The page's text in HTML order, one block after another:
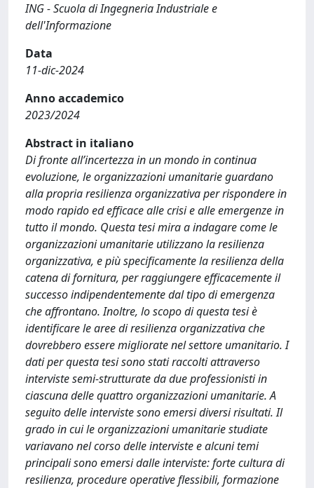
ING - Scuola di Ingegneria Industriale e
dell'Informazione
Data
11-dic-2024
Anno accademico
2023/2024
Abstract in italiano
Di fronte all’incertezza in un mondo in continua
evoluzione, le organizzazioni umanitarie guardano
alla propria resilienza organizzativa per rispondere in
modo rapido ed efficace alle crisi e alle emergenze in
tutto il mondo. Questa tesi mira a indagare come le
organizzazioni umanitarie utilizzano la resilienza
organizzativa, e più specificamente la resilienza della
catena di fornitura, per raggiungere efficacemente il
successo indipendentemente dal tipo di emergenza
che affrontano. Inoltre, lo scopo di questa tesi è
identificare le aree di resilienza organizzativa che
dovrebbero essere migliorate nel settore umanitario. I
dati per questa tesi sono stati raccolti attraverso
interviste semi-strutturate da due professionisti in
ciascuna delle quattro organizzazioni umanitarie. A
seguito delle interviste sono emersi diversi risultati. Il
grado in cui le organizzazioni umanitarie studiate
variavano nel corso delle interviste e alcuni temi
principali sono emersi dalle interviste: forte cultura di
resilienza, procedure operative flessibili, formazione